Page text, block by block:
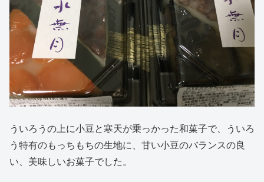
ういろうの上に小豆と寒天が乗っかった和菓子で、ういろ
う特有のもっちもちの生地に、甘い小豆のバランスの良
い、美味しいお菓子でした。